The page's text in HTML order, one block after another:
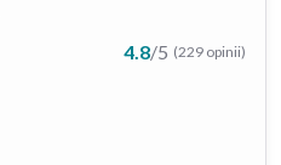
4.8/5 (229 opinii)